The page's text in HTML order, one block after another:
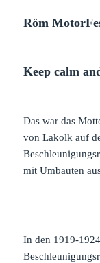
Röm
Keep calm
Das war das
von Lakolk auf
mit Umbauten
In den 1919-